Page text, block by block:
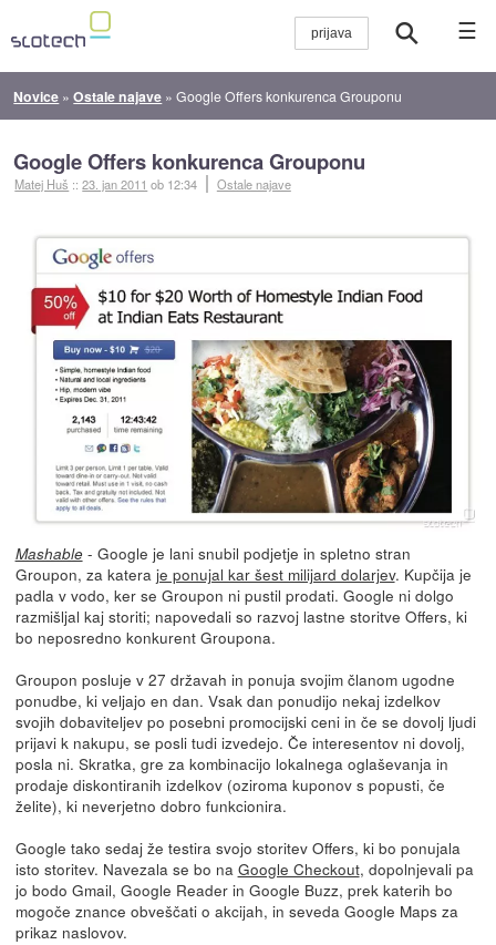
☰
Novice »Ostale najave »Google Offers konkurenca Grouponu
Google Offers konkurenca Grouponu
Matej Huš ::23. jan 2011 ob 12:34 Ostale najave
Mashable- Google je lani snubil podjetje in spletno stran
Groupon, za katera je ponujal kar šest milijard dolarjev. Kupčija je
padla v vodo, ker se Groupon ni pustil prodati. Google ni dolgo
razmišljal kaj storiti; napovedali so razvoj lastne storitve Offers, ki
bo neposredno konkurent Groupona.
Groupon posluje v 27 državah in ponuja svojim članom ugodne
ponudbe, ki veljajo en dan. Vsak dan ponudijo nekaj izdelkov
svojih dobaviteljev po posebni promocijski ceni in če se dovolj ljudi
prijavi k nakupu, se posli tudi izvedejo. Če interesentov ni dovolj,
posla ni. Skratka, gre za kombinacijo lokalnega oglaševanja in
prodaje diskontiranih izdelkov (oziroma kuponov s popusti, če
želite), ki neverjetno dobro funkcionira.
Google tako sedaj že testira svojo storitev Offers, ki bo ponujala
isto storitev. Navezala se bo na Google Checkout, dopolnjevali pa
jo bodo Gmail, Google Reader in Google Buzz, prek katerih bo
mogoče znance obveščati o akcijah, in seveda Google Maps za
prikaz naslovov.